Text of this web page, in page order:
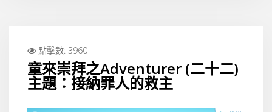
點擊數: 3960
童來崇拜之Adventurer (二十二)
主題：接納罪人的救主